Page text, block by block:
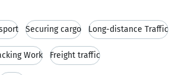
Securing cargo Long-distance Traffic
Work Freight traffic